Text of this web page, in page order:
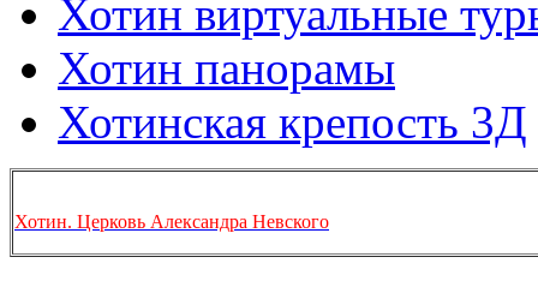
Хотин виртуальные
Хотин панорамы
Хотинская крепость 3Д
Хотин. Церковь Александра Невского